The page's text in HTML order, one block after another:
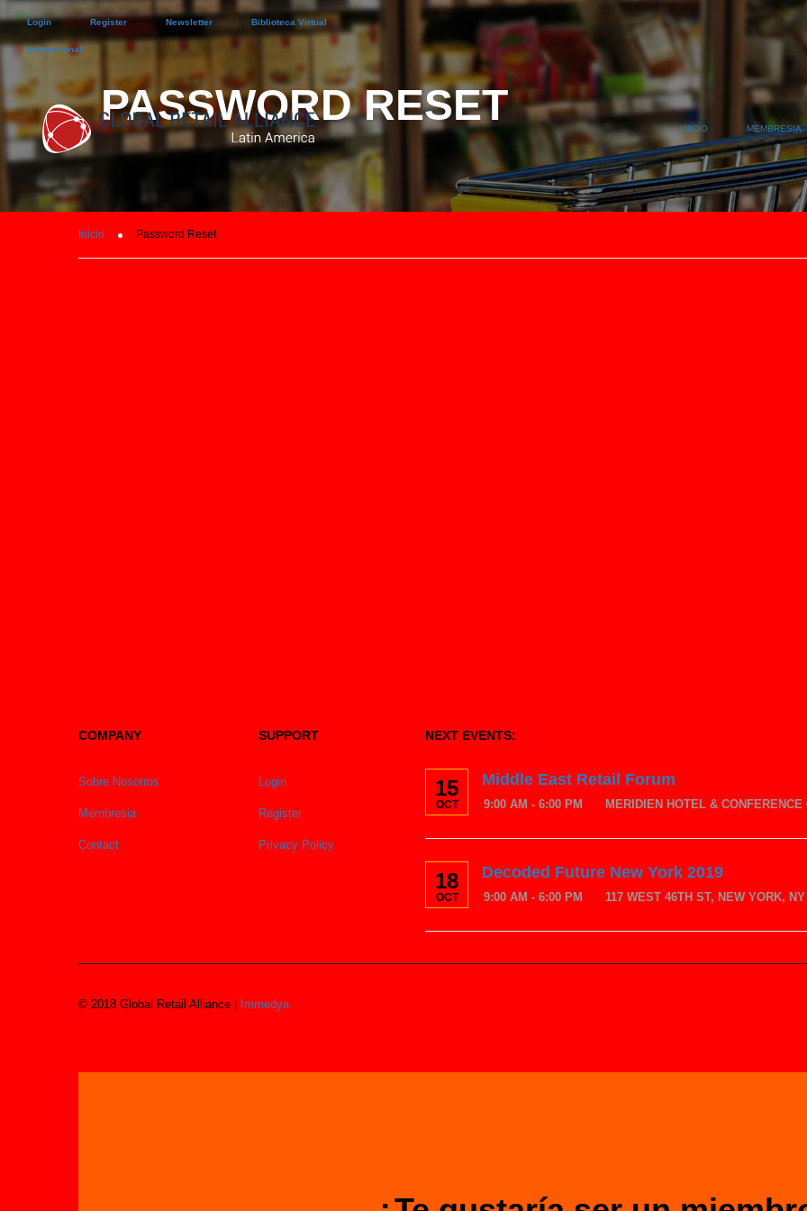
Login Register Newsletter Biblioteca Virtual
International
INICIO MEMBRESIA
PASSWORD RESET
Inicio Password Reset
COMPANY
Sobre Nosotros
Membresia
Contact
SUPPORT
Login
Register
Privacy Policy
NEXT EVENTS:
15
OCT
Middle East Retail Forum
9:00 AM - 6:00 PM MERIDIEN HOTEL & CONFERENCE
18
OCT
Decoded Future New York 2019
9:00 AM - 6:00 PM 117 WEST 46TH ST, NEW YORK,
© 2018 Global Retail Alliance | Immedya